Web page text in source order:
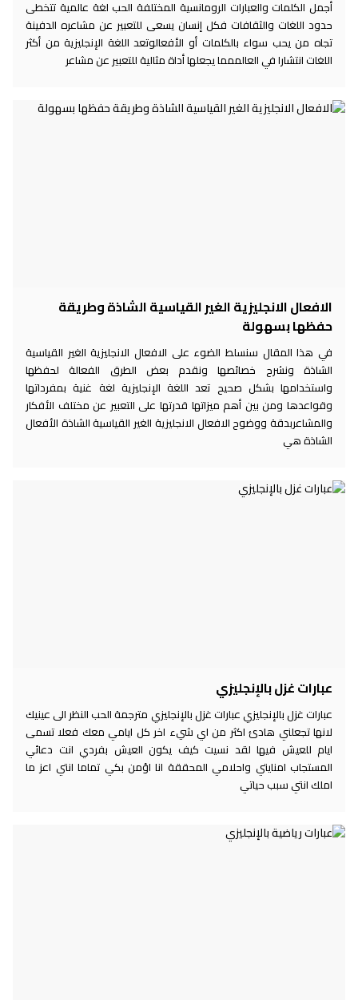
أجمل الكلمات والعبارات الرومانسية المختلفة الحب لغة عالمية تتخطى
حدود اللغات والثقافات فكل إنسان يسعى للتعبير عن مشاعره الدفينة
تجاه من يحب سواء بالكلمات أو الأفعالوتعد اللغة الإنجليزية من أكثر
اللغات انتشارا في العالممما يجعلها أداة مثالية للتعبير عن مشاعر
الافعال الانجليزية الغير القياسية الشاذة وطريقة
حفظها بسهولة
في هذا المقال سنسلط الضوء على الافعال الانجليزية الغير القياسية
الشاذة ونشرح خصائصها ونقدم بعض الطرق الفعالة لحفظها
واستخدامها بشكل صحيح تعد اللغة الإنجليزية لغة غنية بمفرداتها
وقواعدها ومن بين أهم ميزاتها قدرتها على التعبير عن مختلف الأفكار
والمشاعربدقة ووضوح الافعال الانجليزية الغير القياسية الشاذة الأفعال
الشاذة هي
عبارات غزل بالإنجليزي
عبارات غزل بالإنجليزي عبارات غزل بالإنجليزي مترجمة الحب النظر الى عينيك
لانها تجعلني هادئ اكثر من اي شيء اخر كل ايامي معك فعلا تسمى
ايام للعيش فيها لقد نسيت كيف يكون العيش بفردي انت دعائي
المستجاب امنايتي واحلامي المحققة انا اؤمن بكي تماما انتي اعز ما
املك انتي سبب حياتي